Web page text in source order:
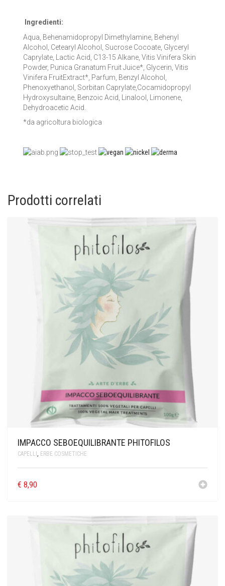
Ingredienti:
Aqua, Behenamidopropyl Dimethylamine, Behenyl
Alcohol, Cetearyl Alcohol, Sucrose Cocoate, Glyceryl
Caprylate, Lactic Acid, C13-15 Alkane, Vitis Vinifera Skin
Powder, Punica Granatum Fruit Juice*, Glycerin, Vitis
Vinifera FruitExtract*, Parfum, Benzyl Alcohol,
Phenoxyethanol, Sorbitan Caprylate,Cocamidopropyl
Hydroxysultaine, Benzoic Acid, Linalool, Limonene,
Dehydroacetic Acid.
*da agricoltura biologica
Prodotti correlati
IMPACCO SEBOEQUILIBRANTE PHITOFILOS
CAPELLI , ERBE COSMETICHE
€ 8,90